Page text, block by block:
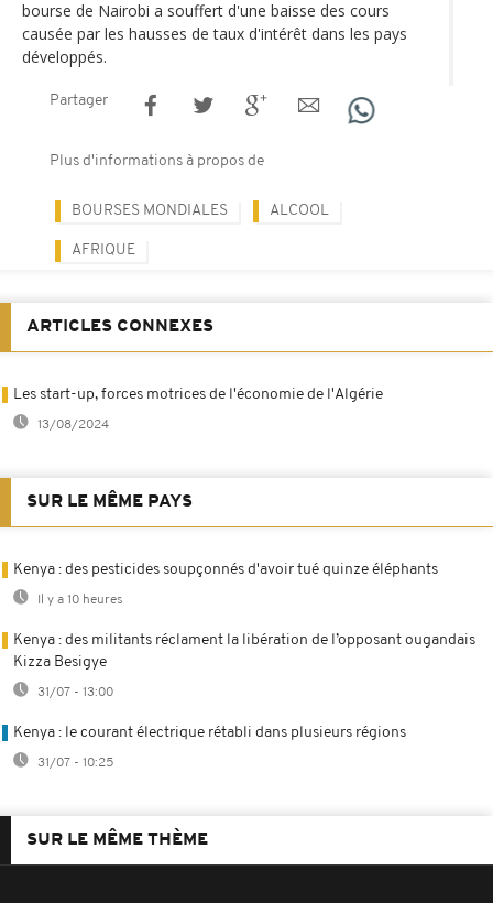
bourse de Nairobi a souffert d'une baisse des cours
causée par les hausses de taux d'intérêt dans les pays
développés.
Partager
Plus d'informations à propos de
BOURSES MONDIALES ALCOOL
AFRIQUE
ARTICLES CONNEXES
Les start-up, forces motrices de l'économie de l'Algérie
13/08/2024
SUR LE MÊME PAYS
Kenya : des pesticides soupçonnés d'avoir tué quinze éléphants
Il y a 10 heures
Kenya : des militants réclament la libération de l’opposant ougandais
Kizza Besigye
31/07 - 13:00
Kenya : le courant électrique rétabli dans plusieurs régions
31/07 - 10:25
SUR LE MÊME THÈME